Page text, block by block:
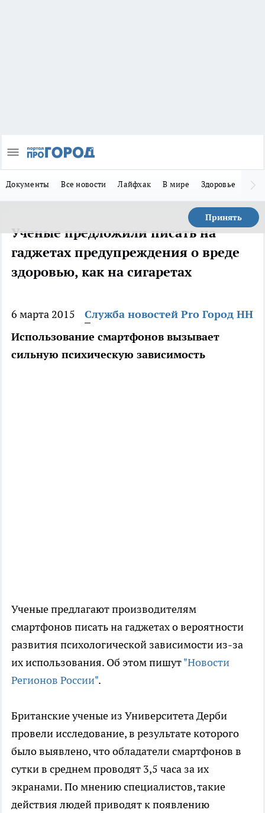
Документы Все новости Лайфхак В мире Здоровье
Принять
Ученые предложили писать на
гаджетах предупреждения о вреде
здоровью, как на сигаретах
6 марта 2015
Служба новостей Pro Город НН
Использование смартфонов вызывает
сильную психическую зависимость
Ученые предлагают производителям
смартфонов писать на гаджетах о вероятности
развития психологической зависимости из-за
их использования. Об этом пишут"Новости
Регионов России".
Британские ученые из Университета Дерби
провели исследование, в результате которого
было выявлено, что обладатели смартфонов в
сутки в среднем проводят 3,5 часа за их
экранами. По мнению специалистов, такие
действия людей приводят к появлению